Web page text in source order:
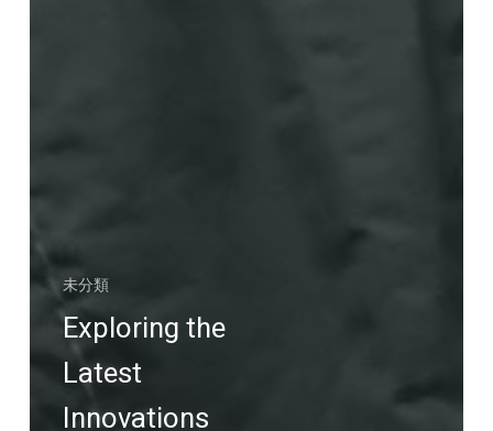
未分類
Exploring the
Latest
Innovations